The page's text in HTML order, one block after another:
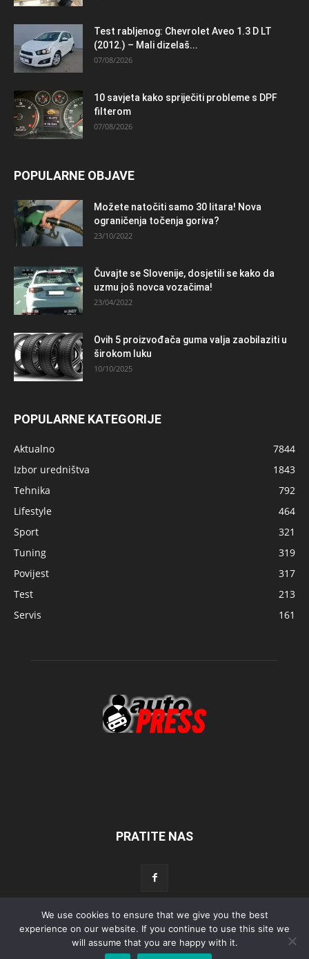
Test rabljenog: Chevrolet Aveo 1.3 D LT
(2012.) – Mali dizelaš...
07/08/2026
10 savjeta kako spriječiti probleme s DPF
filterom
07/08/2026
POPULARNE OBJAVE
Možete natočiti samo 30 litara! Nova
ograničenja točenja goriva?
23/10/2022
Čuvajte se Slovenije, dosjetili se kako da
uzmu još novca vozačima!
23/04/2022
Ovih 5 proizvođača guma valja zaobilaziti u
širokom luku
10/10/2025
POPULARNE KATEGORIJE
Aktualno
7844
Izbor uredništva
1843
Tehnika
792
Lifestyle
464
Sport
321
Tuning
319
Povijest
317
Test
213
Servis
161
PRATITE NAS
Početna Aktualno Test Tehnika Servis Tuning
Sport
Lifestyle
Povijest
We use cookies to ensure that we give you the best
experience on our website. If you continue to use this site we
will assume that you are happy with it.